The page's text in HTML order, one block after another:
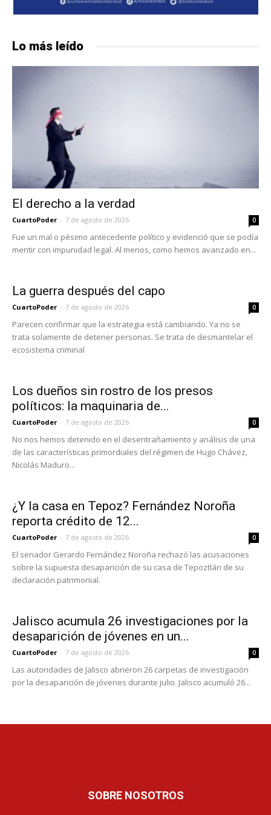
Lo más leído
El derecho a la verdad
CuartoPoder - 7 de agosto de 2026 0
Fue un mal o pésimo antecedente político y evidenció que se podía
mentir con impunidad legal. Al menos, como hemos avanzado en...
La guerra después del capo
CuartoPoder - 7 de agosto de 2026 0
Parecen confirmar que la estrategia está cambiando. Ya no se
trata solamente de detener personas. Se trata de desmantelar el
ecosistema criminal
Los dueños sin rostro de los presos
políticos: la maquinaria de...
CuartoPoder - 7 de agosto de 2026 0
No nos hemos detenido en el desentrañamiento y análisis de una
de las características primordiales del régimen de Hugo Chávez,
Nicolás Maduro...
¿Y la casa en Tepoz? Fernández Noroña
reporta crédito de 12...
CuartoPoder - 7 de agosto de 2026 0
El senador Gerardo Fernández Noroña rechazó las acusaciones
sobre la supuesta desaparición de su casa de Tepoztlán de su
declaración patrimonial.
Jalisco acumula 26 investigaciones por la
desaparición de jóvenes en un...
CuartoPoder - 7 de agosto de 2026 0
Las autoridades de Jalisco abrieron 26 carpetas de investigación
por la desaparición de jóvenes durante julio. Jalisco acumuló 26...
SOBRE NOSOTROS